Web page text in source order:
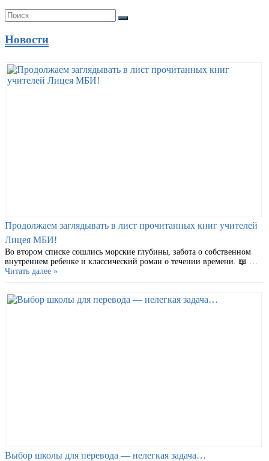
Новости
Продолжаем заглядывать в лист прочитанных книг учителей
Лицея МБИ!
Во втором списке сошлись морские глубины, забота о собственном
внутреннем ребенке и классический роман о течении времени. 📖 …
Читать далее »
Выбор школы для перевода — нелегкая задача…